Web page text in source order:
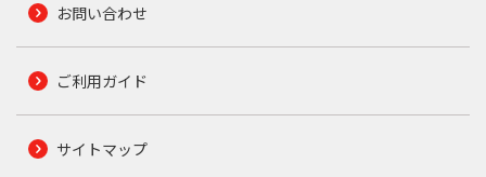
お問い合わせ
ご利用ガイド
サイトマップ